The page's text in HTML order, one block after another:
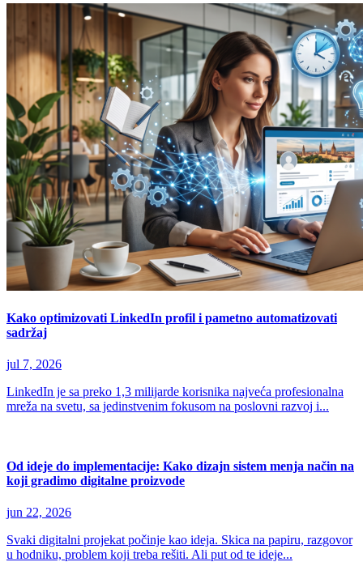
Kako optimizovati LinkedIn profil i pametno automatizovati
sadržaj
jul 7, 2026
LinkedIn je sa preko 1,3 milijarde korisnika najveća profesionalna
mreža na svetu, sa jedinstvenim fokusom na poslovni razvoj i...
Od ideje do implementacije: Kako dizajn sistem menja način na
koji gradimo digitalne proizvode
jun 22, 2026
Svaki digitalni projekat počinje kao ideja. Skica na papiru, razgovor
u hodniku, problem koji treba rešiti. Ali put od te ideje...